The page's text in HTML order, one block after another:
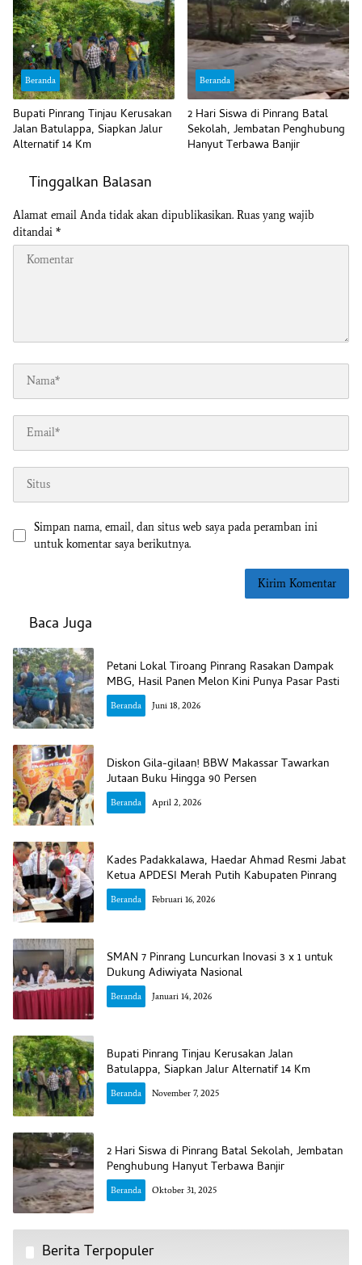
Beranda
Bupati Pinrang Tinjau Kerusakan
Jalan Batulappa, Siapkan Jalur
Alternatif 14 Km
Beranda
2 Hari Siswa di Pinrang Batal
Sekolah, Jembatan Penghubung
Hanyut Terbawa Banjir
Tinggalkan Balasan
Alamat email Anda tidak akan dipublikasikan. Ruas yang wajib
ditandai *
Simpan nama, email, dan situs web saya pada peramban ini
untuk komentar saya berikutnya.
Baca Juga
Petani Lokal Tiroang Pinrang Rasakan Dampak
MBG, Hasil Panen Melon Kini Punya Pasar Pasti
Beranda Juni 18, 2026
Diskon Gila-gilaan! BBW Makassar Tawarkan
Jutaan Buku Hingga 90 Persen
Beranda April 2, 2026
Kades Padakkalawa, Haedar Ahmad Resmi Jabat
Ketua APDESI Merah Putih Kabupaten Pinrang
Beranda Februari 16, 2026
SMAN 7 Pinrang Luncurkan Inovasi 3 x 1 untuk
Dukung Adiwiyata Nasional
Beranda Januari 14, 2026
Bupati Pinrang Tinjau Kerusakan Jalan
Batulappa, Siapkan Jalur Alternatif 14 Km
Beranda November 7, 2025
2 Hari Siswa di Pinrang Batal Sekolah, Jembatan
Penghubung Hanyut Terbawa Banjir
Beranda Oktober 31, 2025
Berita Terpopuler